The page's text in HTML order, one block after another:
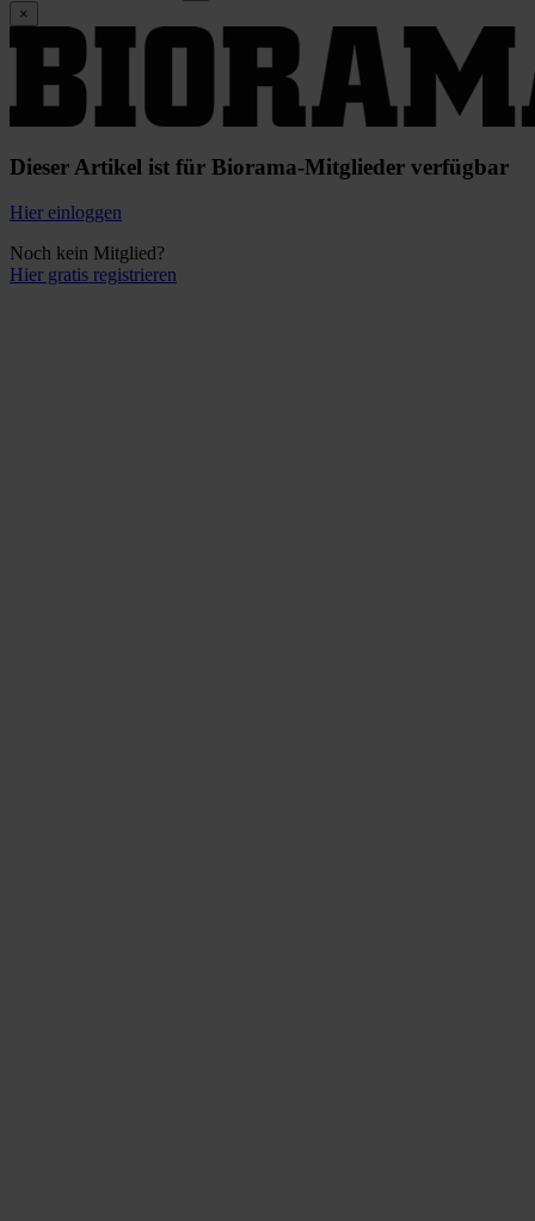
×
Dieser Artikel ist für Biorama-Mitglieder verfügbar
Hier einloggen
Noch kein Mitglied?
Hier gratis registrieren